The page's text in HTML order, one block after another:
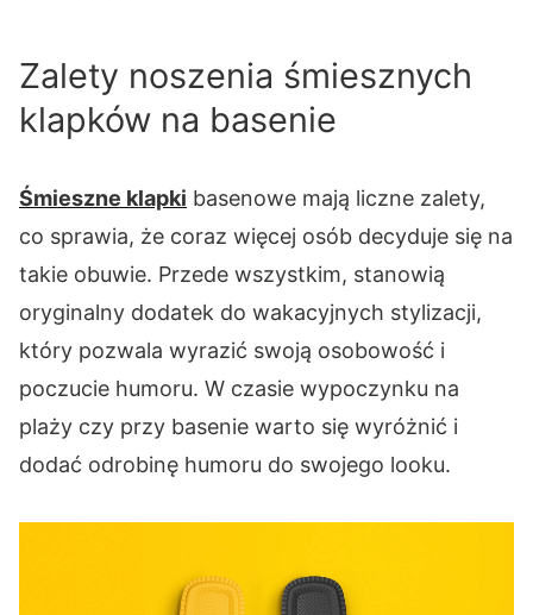
Zalety noszenia śmiesznych
klapków na basenie
Śmieszne klapki basenowe mają liczne zalety,
co sprawia, że coraz więcej osób decyduje się na
takie obuwie. Przede wszystkim, stanowią
oryginalny dodatek do wakacyjnych stylizacji,
który pozwala wyrazić swoją osobowość i
poczucie humoru. W czasie wypoczynku na
plaży czy przy basenie warto się wyróżnić i
dodać odrobinę humoru do swojego looku.